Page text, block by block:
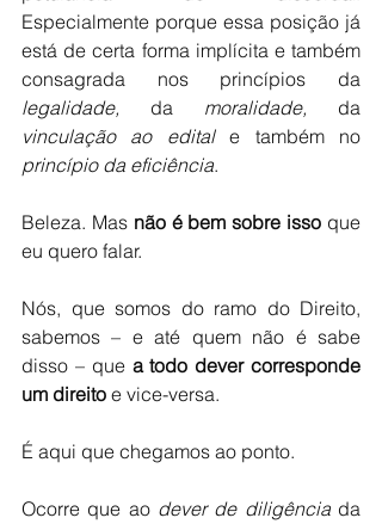
Especialmente porque essa posição já
está de certa forma implícita e também
legalidade, da moralidade, da
vinculação ao edital e também no
princípio da eficiência.
Beleza. Mas não é bem sobre isso que
eu quero falar.
Nós, que somos do ramo do Direito,
sabemos – e até quem não é sabe
disso – que a todo dever corresponde
um direito e vice-versa.
É aqui que chegamos ao ponto.
Ocorre que ao dever de diligência da